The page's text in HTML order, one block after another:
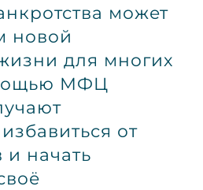
может
новой
для многих
МФЦ
от
и начать